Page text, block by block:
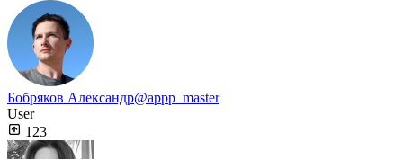
Бобряков Александр@appp_master
User
123